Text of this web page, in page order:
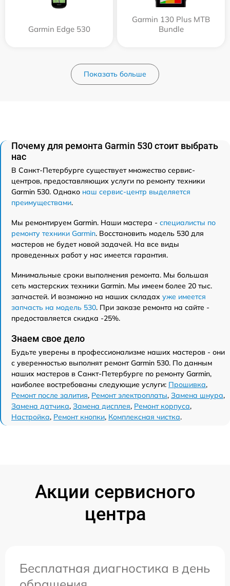
Garmin Edge 530
Garmin 130 Plus MTB
Bundle
Показать больше
Почему для ремонта Garmin 530 стоит выбрать
нас
В Санкт-Петербурге существует множество сервис-
центров, предоставляющих услуги по ремонту техники
Garmin 530. Однако наш сервис-центр выделяется
преимуществами.
Мы ремонтируем Garmin. Наши мастера - специалисты по
ремонту техники Garmin. Восстановить модель 530 для
мастеров не будет новой задачей. На все виды
проведенных работ у нас имеется гарантия.
Минимальные сроки выполнения ремонта. Мы большая
сеть мастерских техники Garmin. Мы имеем более 20 тыс.
запчастей. И возможно на наших складах уже имеется
запчасть на модель 530. При заказе ремонта на сайте -
предоставляется скидка -25%.
Знаем свое дело
Будьте уверены в профессионализме наших мастеров - они
с уверенностью выполнят ремонт Garmin 530. По данным
наших мастеров в Санкт-Петербурге по ремонту Garmin,
наиболее востребованы следующие услуги: Прошивка,
Ремонт после залития, Ремонт электроплаты, Замена шнура,
Замена датчика, Замена дисплея, Ремонт корпуса,
Настройка, Ремонт кнопки, Комплексная чистка.
Акции сервисного
центра
Бесплатная диагностика в день